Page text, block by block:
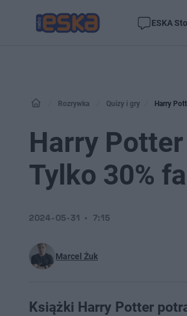
ESKA
Rozrywka Quizy i gry Harry
Harry
Tylko 30%
Marcel Żuk
2024-05-31 7:15
Książki Harry Potter